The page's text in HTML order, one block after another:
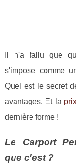
Il n'a fallu que
s'impose comme
Quel est le secret
avantages. Et la
dernière forme !
Le Carport
que c'est ?